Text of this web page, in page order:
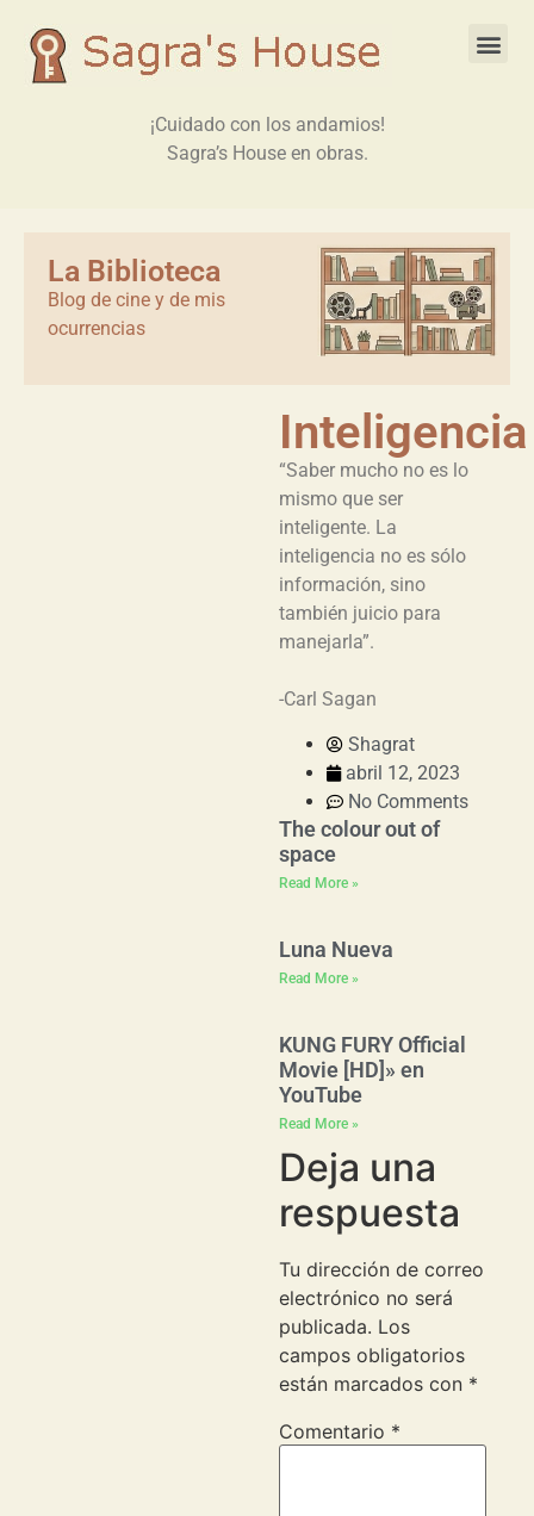
¡Cuidado con los andamios!
Sagra’s House en obras.
La Biblioteca
Blog de cine y de mis
ocurrencias
Inteligencia
“Saber mucho no es lo
mismo que ser
inteligente. La
inteligencia no es sólo
información, sino
también juicio para
manejarla”.
-Carl Sagan
Shagrat
abril 12, 2023
No Comments
The colour out of
space
Read More »
Luna Nueva
Read More »
KUNG FURY Official
Movie [HD]» en
YouTube
Read More »
Deja una
respuesta
Tu dirección de correo
electrónico no será
publicada. Los
campos obligatorios
están marcados con *
Comentario *